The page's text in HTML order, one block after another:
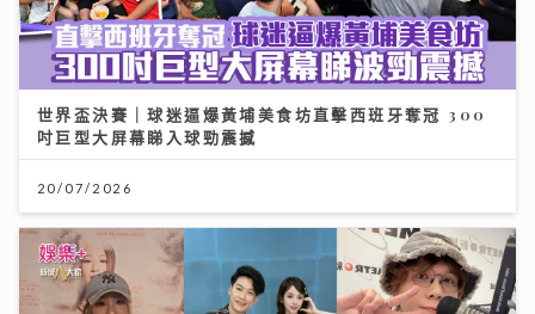
世界盃決賽｜球迷逼爆黃埔美食坊直擊西班牙奪冠 300
吋巨型大屏幕睇入球勁震撼
20/07/2026